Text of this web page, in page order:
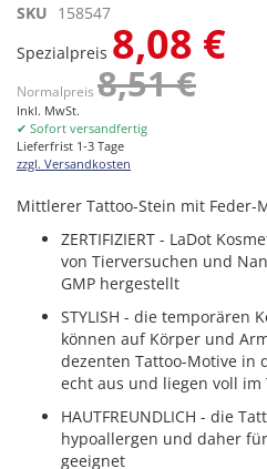
Zum
der
springen
SKU 158547
Spezialpreis 8,08 €
Normalpreis 8,51 €
Inkl. MwSt.
✔ Sofort versandfertig
Lieferfrist 1-3 Tage
zzgl. Versandkosten
Mittlerer Tattoo-Stein mit Feder-
ZERTIFIZIERT - LaDot
von Tierversuchen und
GMP hergestellt
STYLISH - die temporären
können auf Körper und
dezenten Tattoo-Motive in
echt aus und liegen voll im
HAUTFREUNDLICH - die
hypoallergen und daher
geeignet